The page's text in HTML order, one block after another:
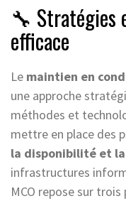
🔧 Stratégies
efficace
Le maintien en
une approche
méthodes et
mettre en place des
la disponibilité et
infrastructures
MCO repose sur